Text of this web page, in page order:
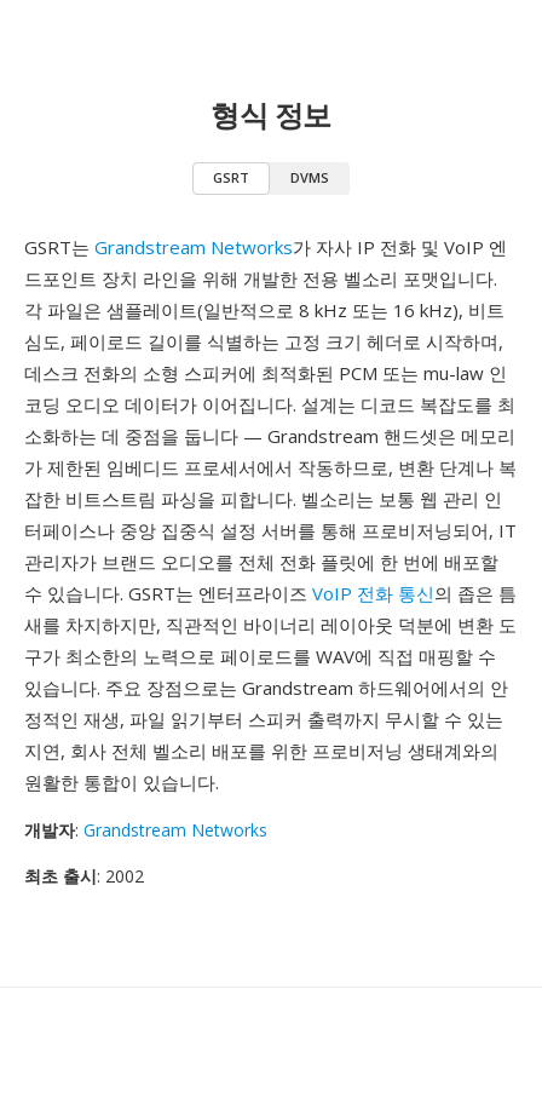
형식 정보
GSRT DVMS
GSRT는 Grandstream Networks가 자사 IP 전화 및 VoIP 엔
드포인트 장치 라인을 위해 개발한 전용 벨소리 포맷입니다.
각 파일은 샘플레이트(일반적으로 8 kHz 또는 16 kHz), 비트
심도, 페이로드 길이를 식별하는 고정 크기 헤더로 시작하며,
데스크 전화의 소형 스피커에 최적화된 PCM 또는 mu-law 인
코딩 오디오 데이터가 이어집니다. 설계는 디코드 복잡도를 최
소화하는 데 중점을 둡니다 — Grandstream 핸드셋은 메모리
가 제한된 임베디드 프로세서에서 작동하므로, 변환 단계나 복
잡한 비트스트림 파싱을 피합니다. 벨소리는 보통 웹 관리 인
터페이스나 중앙 집중식 설정 서버를 통해 프로비저닝되어, IT
관리자가 브랜드 오디오를 전체 전화 플릿에 한 번에 배포할
수 있습니다. GSRT는 엔터프라이즈 VoIP 전화 통신의 좁은 틈
새를 차지하지만, 직관적인 바이너리 레이아웃 덕분에 변환 도
구가 최소한의 노력으로 페이로드를 WAV에 직접 매핑할 수
있습니다. 주요 장점으로는 Grandstream 하드웨어에서의 안
정적인 재생, 파일 읽기부터 스피커 출력까지 무시할 수 있는
지연, 회사 전체 벨소리 배포를 위한 프로비저닝 생태계와의
원활한 통합이 있습니다.
개발자: Grandstream Networks
최초 출시: 2002